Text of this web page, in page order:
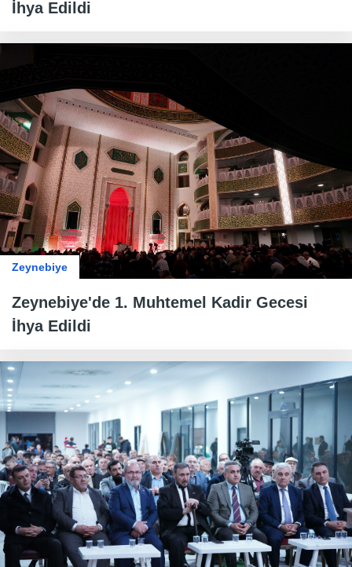
İhya Edildi
Zeynebiye
Zeynebiye'de 1. Muhtemel Kadir Gecesi
İhya Edildi